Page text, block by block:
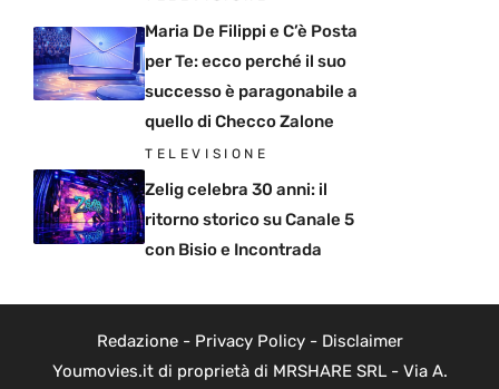
Maria De Filippi e C’è Posta
per Te: ecco perché il suo
successo è paragonabile a
quello di Checco Zalone
TELEVISIONE
Zelig celebra 30 anni: il
ritorno storico su Canale 5
con Bisio e Incontrada
Redazione- Privacy Policy- Disclaimer
Youmovies.it di proprietà di MRSHARE SRL - Via A.